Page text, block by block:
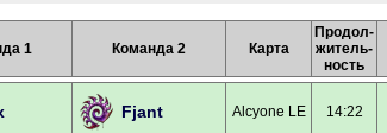
1 Команда 2 Карта
Продол-
житель-
ность
Fjant Alcyone LE 14:22